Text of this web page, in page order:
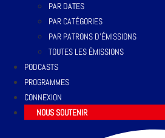
PAR DATES
PAR CATÉGORIES
PAR PATRONS D’ÉMISSIONS
TOUTES LES ÉMISSIONS
PODCASTS
PROGRAMMES
CONNEXION
NOUS SOUTENIR